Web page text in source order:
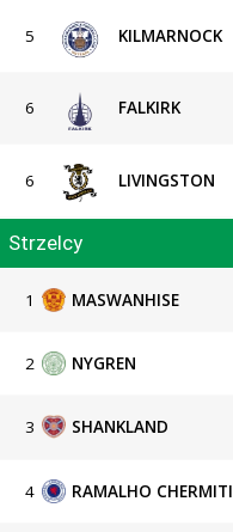
5 KILMARNOCK
6 FALKIRK
6 LIVINGSTON
Strzelcy
1 MASWANHISE
2 NYGREN
3 SHANKLAND
4 RAMALHO CHERMITI